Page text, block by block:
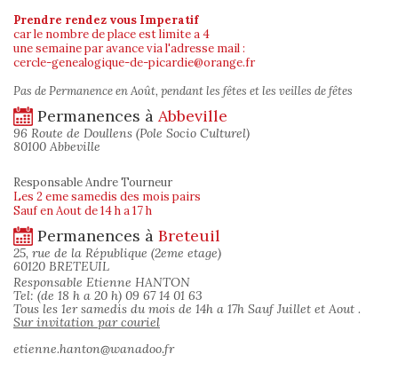
Prendre rendez vous Imperatif
car le nombre de place est limite a 4
une semaine par avance via l'adresse mail :
cercle-genealogique-de-picardie@orange.fr
Pas de Permanence en Août, pendant les fêtes et les veilles de fêtes
Permanences à Abbeville
96 Route de Doullens (Pole Socio Culturel)
80100 Abbeville
Responsable Andre Tourneur
Les 2 eme samedis des mois pairs
Sauf en Aout de 14 h a 17 h
Permanences à Breteuil
25, rue de la République (2eme etage)
60120 BRETEUIL
Responsable Etienne HANTON
Tel: (de 18 h a 20 h) 09 67 14 01 63
Tous les 1er samedis du mois de 14h a 17h Sauf Juillet et Aout .
Sur invitation par couriel
etienne.hanton@wanadoo.fr